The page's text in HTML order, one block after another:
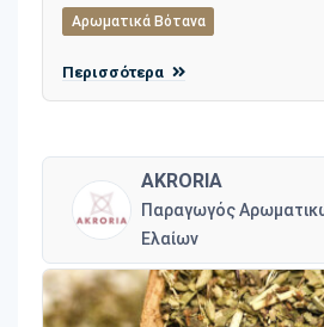
Αρωματικά Βότανα
Περισσότερα
AKRORIA
Παραγωγός
Ελαίων